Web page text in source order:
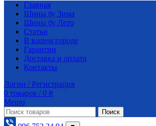
Главная
Шины бу Зима
Шины бу Лето
Статьи
В вашем городе
Гарантии
Доставка и оплата
Контакты
Логин / Регистрация
0 товаров / 0 ₴
Меню
Поиск